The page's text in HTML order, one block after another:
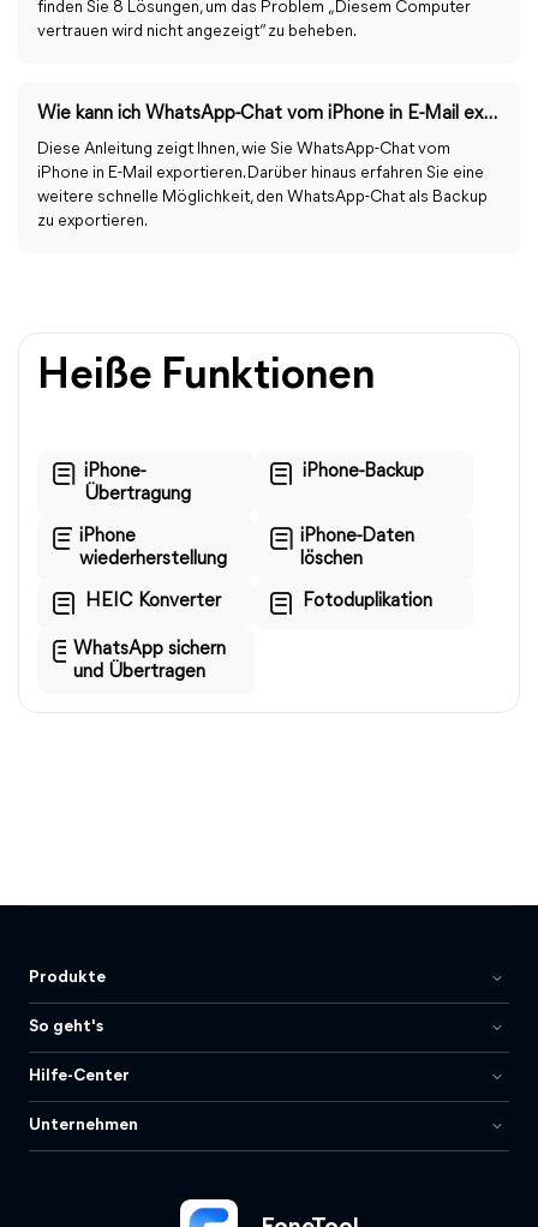
finden Sie 8 Lösungen, um das Problem „Diesem Computer
vertrauen wird nicht angezeigt“ zu beheben.
Wie kann ich WhatsApp-Chat vom iPhone in E-Mail exportieren?
Diese Anleitung zeigt Ihnen, wie Sie WhatsApp-Chat vom
iPhone in E-Mail exportieren. Darüber hinaus erfahren Sie eine
weitere schnelle Möglichkeit, den WhatsApp-Chat als Backup
zu exportieren.
Heiße Funktionen
iPhone-
Übertragung
iPhone-Backup
iPhone
wiederherstellung
iPhone-Daten
löschen
HEIC Konverter Fotoduplikation
WhatsApp sichern
und Übertragen
Produkte
So geht's
Hilfe-Center
Unternehmen